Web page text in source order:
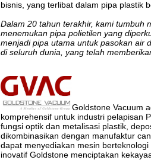
bisnis, yang terlibat dalam pipa plastik
Dalam 20 tahun terakhir, kami tumbuh
menemukan pipa polietilen yang
menjadi pipa utama untuk pasokan air
di seluruh dunia, yang telah
Goldstone Vacuum
komprehensif untuk industri pelapisan
fungsi optik dan metalisasi plastik,
dikombinasikan dengan manufaktur
dapat menyediakan mesin
inovatif Goldstone menciptakan